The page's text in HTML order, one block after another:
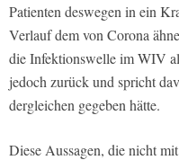
Patienten deswegen in ein
Verlauf dem von Corona
die Infektionswelle im WIV
jedoch zurück und spricht
dergleichen gegeben hätte.
Diese Aussagen, die nicht